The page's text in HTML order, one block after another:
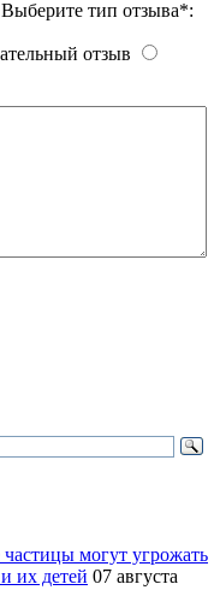
Выберите тип отзыва*:
отзыв
могут угрожать
их детей 07 августа